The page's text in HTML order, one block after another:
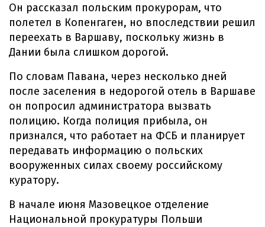
Он рассказал польским прокурорам, что
полетел в Копенгаген, но впоследствии решил
переехать в Варшаву, поскольку жизнь в
Дании была слишком дорогой.
По словам Павана, через несколько дней
после заселения в недорогой отель в Варшаве
он попросил администратора вызвать
полицию. Когда полиция прибыла, он
признался, что работает на ФСБ и планирует
передавать информацию о польских
вооруженных силах своему российскому
куратору.
В начале июня Мазовецкое отделение
Национальной прокуратуры Польши